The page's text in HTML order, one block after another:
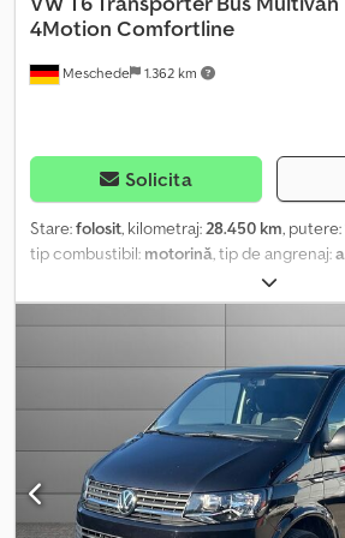
Meschede 1.362 km
4Motion Comfortline
Solicita
Stare:folosit, kilometraj:28.450 km, putere:
tip combustibil: motorină, tip de angrenaj:
, prima înmatriculare:
inspecție (TÜV):03/2028, clasă de emisii:
număr de locuri:7, An de fabricație:2016 ,
stabilitate (ESP), sistem de navigație,
închidere centralizată , VOLKSWAGEN
Multivan 4Motion Comfortline Anunțul cu
foarte bună de întreținere - Dotare foarte
Console rotative pentru a doua banchetă
a doua și a treia banchetă - Sistem de
marșarier - Scaune încălzite pentru șofer